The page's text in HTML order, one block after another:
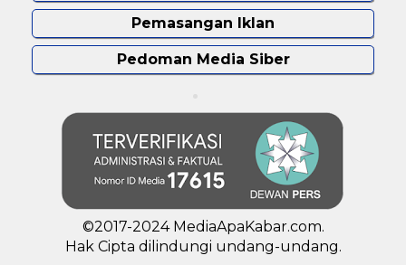
Pemasangan Iklan
Pedoman Media Siber
©2017-2024 MediaApaKabar.com.
Hak Cipta dilindungi undang-undang.